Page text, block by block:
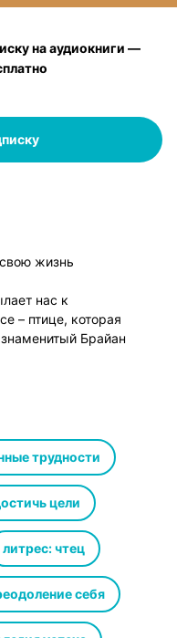
на аудиокниги —
жизнь
нас к
– птице, которая
Брайан
в которых
повседневная
ищут пути
им найти себя и
целей
трудности
цели
литрес: чтец
себя